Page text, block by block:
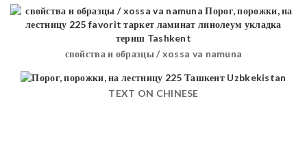
свойства и образцы / xossa va namuna
TEXT ON CHINESE